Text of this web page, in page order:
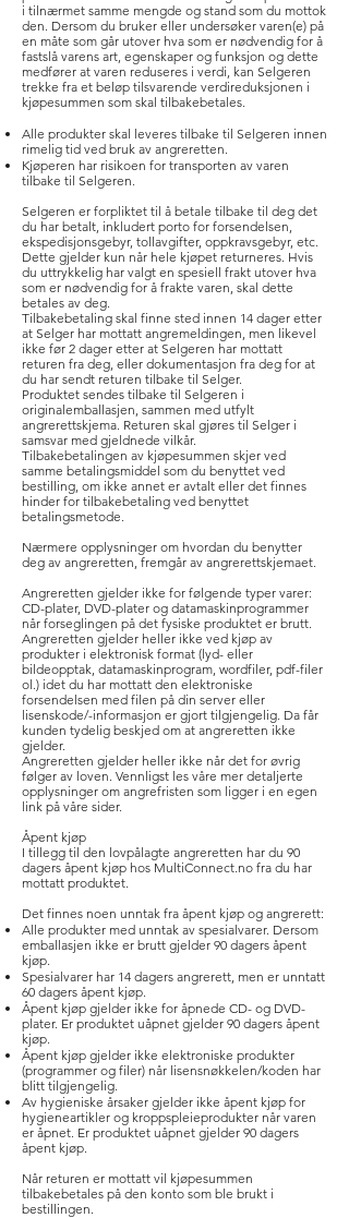
i tilnærmet samme mengde og stand som du mottok
den. Dersom du bruker eller undersøker varen(e) på
en måte som går utover hva som er nødvendig for å
fastslå varens art, egenskaper og funksjon og dette
medfører at varen reduseres i verdi, kan Selgeren
trekke fra et beløp tilsvarende verdireduksjonen i
kjøpesummen som skal tilbakebetales.
Alle produkter skal leveres tilbake til Selgeren innen
rimelig tid ved bruk av angreretten.
Kjøperen har risikoen for transporten av varen
tilbake til Selgeren.
Selgeren er forpliktet til å betale tilbake til deg det
du har betalt, inkludert porto for forsendelsen,
ekspedisjonsgebyr, tollavgifter, oppkravsgebyr, etc.
Dette gjelder kun når hele kjøpet returneres. Hvis
du uttrykkelig har valgt en spesiell frakt utover hva
som er nødvendig for å frakte varen, skal dette
betales av deg.
Tilbakebetaling skal finne sted innen 14 dager etter
at Selger har mottatt angremeldingen, men likevel
ikke før 2 dager etter at Selgeren har mottatt
returen fra deg, eller dokumentasjon fra deg for at
du har sendt returen tilbake til Selger.
Produktet sendes tilbake til Selgeren i
originalemballasjen, sammen med utfylt
angrerettskjema. Returen skal gjøres til Selger i
samsvar med gjeldnede vilkår.
Tilbakebetalingen av kjøpesummen skjer ved
samme betalingsmiddel som du benyttet ved
bestilling, om ikke annet er avtalt eller det finnes
hinder for tilbakebetaling ved benyttet
betalingsmetode.
Nærmere opplysninger om hvordan du benytter
deg av angreretten, fremgår av angrerettskjemaet.
Angreretten gjelder ikke for følgende typer varer:
CD-plater, DVD-plater og datamaskinprogrammer
når forseglingen på det fysiske produktet er brutt.
Angreretten gjelder heller ikke ved kjøp av
produkter i elektronisk format (lyd- eller
bildeopptak, datamaskinprogram, wordfiler, pdf-filer
ol.) idet du har mottatt den elektroniske
forsendelsen med filen på din server eller
lisenskode/-informasjon er gjort tilgjengelig. Da får
kunden tydelig beskjed om at angreretten ikke
gjelder.
Angreretten gjelder heller ikke når det for øvrig
følger av loven. Vennligst les våre mer detaljerte
opplysninger om angrefristen som ligger i en egen
link på våre sider.
Åpent kjøp
I tillegg til den lovpålagte angreretten har du 90
dagers åpent kjøp hos MultiConnect.no fra du har
mottatt produktet.
Det finnes noen unntak fra åpent kjøp og angrerett:
Alle produkter med unntak av spesialvarer. Dersom
emballasjen ikke er brutt gjelder 90 dagers åpent
kjøp.
Spesialvarer har 14 dagers angrerett, men er unntatt
60 dagers åpent kjøp.
Åpent kjøp gjelder ikke for åpnede CD- og DVD-
plater. Er produktet uåpnet gjelder 90 dagers åpent
kjøp.
Åpent kjøp gjelder ikke elektroniske produkter
(programmer og filer) når lisensnøkkelen/koden har
blitt tilgjengelig.
Av hygieniske årsaker gjelder ikke åpent kjøp for
hygieneartikler og kroppspleieprodukter når varen
er åpnet. Er produktet uåpnet gjelder 90 dagers
åpent kjøp.
Når returen er mottatt vil kjøpesummen
tilbakebetales på den konto som ble brukt i
bestillingen.